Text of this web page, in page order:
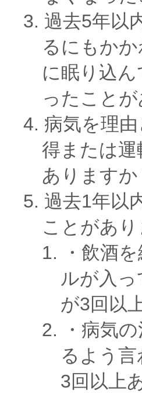
過去5年以
るにもか
に眠り込
ったこと
病気を理
得または
ありますか
過去1年以
ことがあり
飲酒
ルが入
が3回以
病気
るよう
3回以上